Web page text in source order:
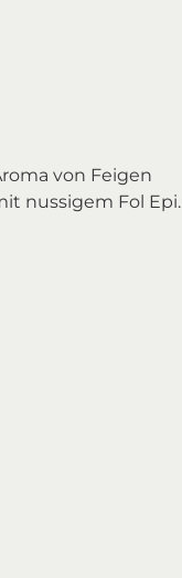
von Feigen
nussigem Fol Epi.